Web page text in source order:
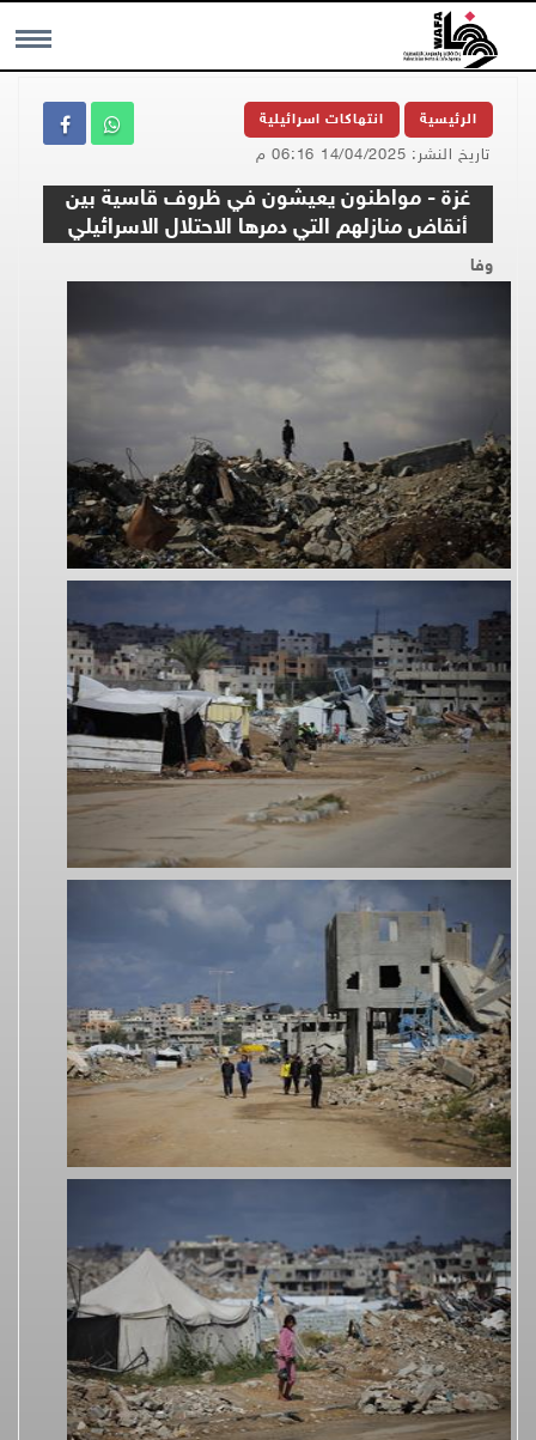
MENU الرئيسية انتهاكات اسرائيلية
تاريخ النشر: 14/04/2025 06:16 م
غزة - مواطنون يعيشون في ظروف قاسية بين
أنقاض منازلهم التي دمرها الاحتلال الاسرائيلي
وفا